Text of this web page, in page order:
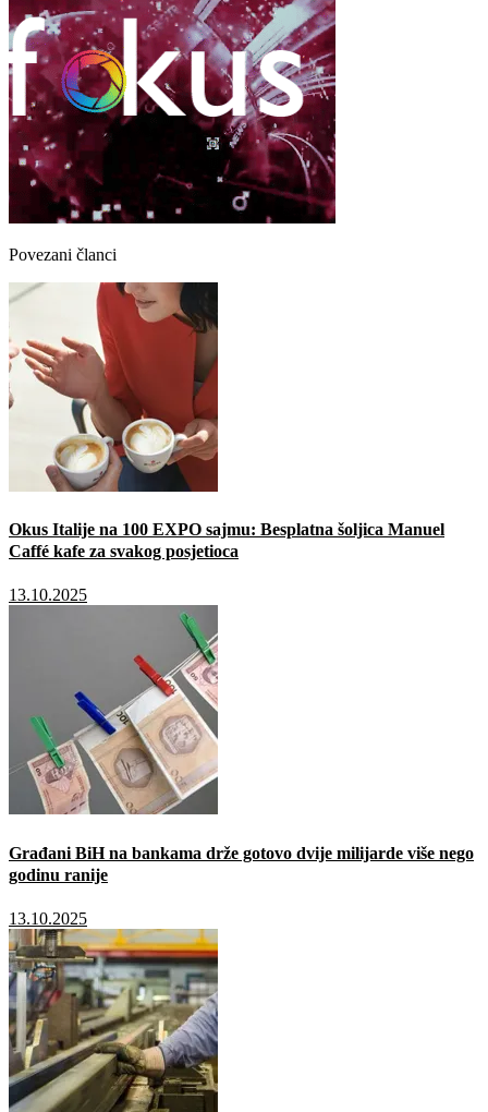
Povezani članci
Okus Italije na 100 EXPO sajmu: Besplatna šoljica Manuel
Caffé kafe za svakog posjetioca
13.10.2025
Građani BiH na bankama drže gotovo dvije milijarde više nego
godinu ranije
13.10.2025